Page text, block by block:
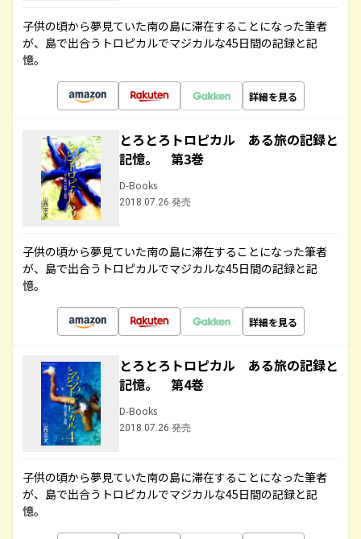
子供の頃から夢見ていた南の島に滞在することになった筆者
が、島で出合うトロピカルでマジカルな45日間の記録と記
憶。
詳細を見る
とろとろトロピカル ある旅の記録と
記憶。 第3巻
D-Books
2018.07.26 発売
子供の頃から夢見ていた南の島に滞在することになった筆者
が、島で出合うトロピカルでマジカルな45日間の記録と記
憶。
詳細を見る
とろとろトロピカル ある旅の記録と
記憶。 第4巻
D-Books
2018.07.26 発売
子供の頃から夢見ていた南の島に滞在することになった筆者
が、島で出合うトロピカルでマジカルな45日間の記録と記
憶。